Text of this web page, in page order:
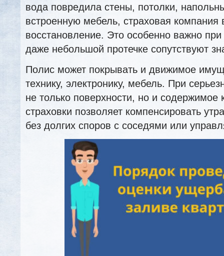
вода повредила стены, потолки,
встроенную мебель, страховая компания
восстановление. Это особенно важно
даже небольшой протечке сопутствуют
Полис может покрывать и движимое
технику, электронику, мебель. При
не только поверхности, но и содержимое
страховки позволяет компенсировать
без долгих споров с соседями или